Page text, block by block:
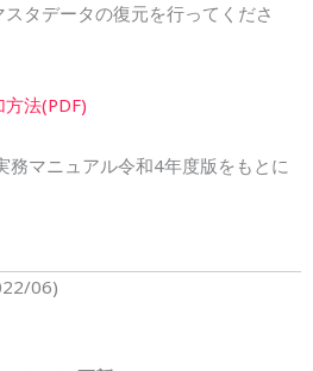
タデータの復元を行ってくださ
法(PDF)
務マニュアル令和4年度版をもとに
06)